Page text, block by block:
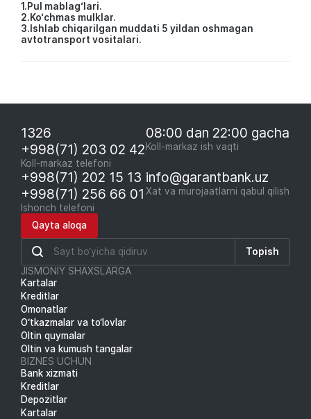
1.Pul mablag‘lari.
2.Ko‘chmas mulklar.
3.Ishlab chiqarilgan muddati 5 yildan oshmagan
avtotransport vositalari.
1326
+998(71) 203 02 42
Koll-markaz telefoni
08:00 dan 22:00 gacha
Koll-markaz ish vaqti
+998(71) 202 15 13
+998(71) 256 66 01
Ishonch telefoni
info@garantbank.uz
Xat va murojaatlarni qabul qilish
Qayta aloqa
Topish
JISMONIY SHAXSLARGA
Kartalar
Kreditlar
Omonatlar
O‘tkazmalar va to‘lovlar
Oltin quymalar
Oltin va kumush tangalar
BIZNES UCHUN
Bank xizmati
Kreditlar
Depozitlar
Kartalar